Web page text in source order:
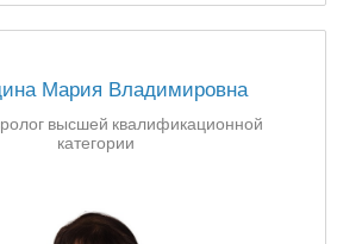
Мария Владимировна
высшей квалификационной
категории